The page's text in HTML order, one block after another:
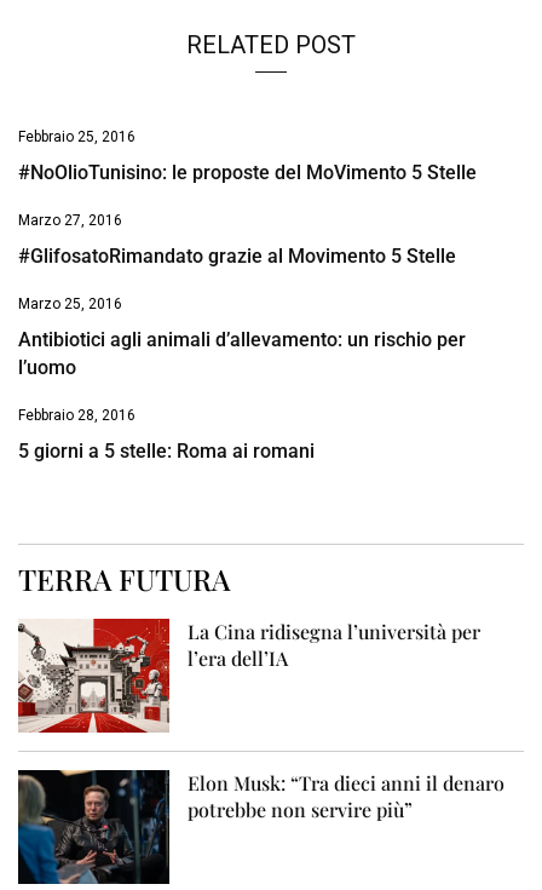
RELATED POST
Febbraio 25, 2016
#NoOlioTunisino: le proposte del MoVimento 5 Stelle
Marzo 27, 2016
#GlifosatoRimandato grazie al Movimento 5 Stelle
Marzo 25, 2016
Antibiotici agli animali d’allevamento: un rischio per
l’uomo
Febbraio 28, 2016
5 giorni a 5 stelle: Roma ai romani
TERRA FUTURA
La Cina ridisegna l’università per
l’era dell’IA
Elon Musk: “Tra dieci anni il denaro
potrebbe non servire più”